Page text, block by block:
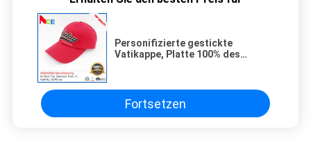
Personifizierte gestickte
Vatikappe, Platte 100% des
Fortsetzen